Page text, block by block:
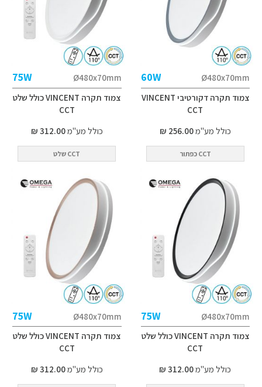
Ø480x70mm
60W
צמוד תקרה דקורטיבי VINCENT
CCT
כולל מע"מ256.00 ₪
CCT כפתור
Ø480x70mm
75W
צמוד תקרה VINCENT כולל שלט
CCT
כולל מע"מ312.00 ₪
CCT שלט
Ø480x70mm
75W
צמוד תקרה VINCENT כולל שלט
CCT
כולל מע"מ312.00 ₪
Ø480x70mm
75W
צמוד תקרה VINCENT כולל שלט
CCT
כולל מע"מ312.00 ₪